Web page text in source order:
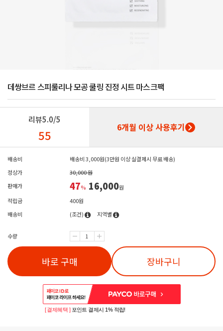
데쌍브르 스피룰리나 모공 쿨링 진정 시트 마스크팩
리뷰5.0/5
55 6개월 이상 사용후기
배송비
배송비 3,000원(3만원 이상 실결제시 무료 배송)
정상가
30,000 원
판매가
47% 16,000원
적립금
400원
배송비
(조건) 지역별
수량
바로 구매 장바구니
[ 결제혜택 ] 포인트 결제시 1% 적립!